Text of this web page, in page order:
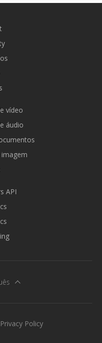
vídeo
áudio
API
Privacy Policy